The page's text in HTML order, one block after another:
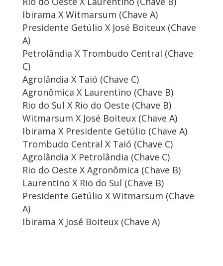
Ibirama X Witmarsum (Chave A)
Presidente Getúlio X José Boiteux (Chave
A)
Petrolândia X Trombudo Central (Chave
C)
Agrolândia X Taió (Chave C)
Agronômica X Laurentino (Chave B)
Rio do Sul X Rio do Oeste (Chave B)
Witmarsum X José Boiteux (Chave A)
Ibirama X Presidente Getúlio (Chave A)
Trombudo Central X Taió (Chave C)
Agrolândia X Petrolândia (Chave C)
Rio do Oeste X Agronômica (Chave B)
Laurentino X Rio do Sul (Chave B)
Presidente Getúlio X Witmarsum (Chave
A)
Ibirama X José Boiteux (Chave A)